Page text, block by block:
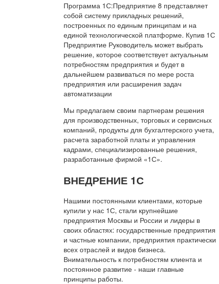
Программа 1С:Предприятие 8 представляет
собой систему прикладных решений,
построенных по единым принципам и на
единой технологической платформе. Купив 1С
Предприятие Руководитель может выбрать
решение, которое соответствует актуальным
потребностям предприятия и будет в
дальнейшем развиваться по мере роста
предприятия или расширения задач
автоматизации
Мы предлагаем своим партнерам решения
для производственных, торговых и сервисных
компаний, продукты для бухгалтерского учета,
расчета заработной платы и управления
кадрами, специализированные решения,
разработанные фирмой «1С».
ВНЕДРЕНИЕ 1С
Нашими постоянными клиентами, которые
купили у нас 1С, стали крупнейшие
предприятия Москвы и России и лидеры в
своих областях: государственные предприятия
и частные компании, предприятия практически
всех отраслей и видов бизнеса.
Внимательность к потребностям клиента и
постоянное развитие - наши главные
принципы работы.